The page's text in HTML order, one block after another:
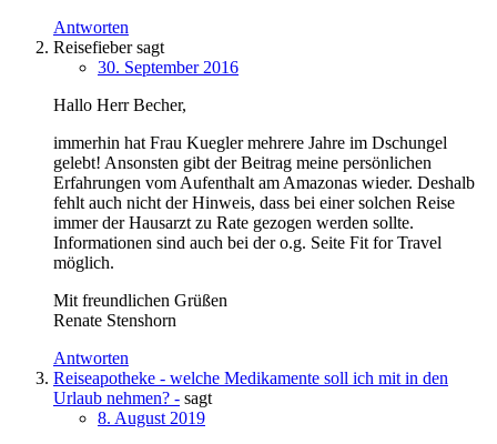
Antworten
Reisefiebersagt
30. September 2016
Hallo Herr Becher,
immerhin hat Frau Kuegler mehrere Jahre im Dschungel
gelebt! Ansonsten gibt der Beitrag meine persönlichen
Erfahrungen vom Aufenthalt am Amazonas wieder. Deshalb
fehlt auch nicht der Hinweis, dass bei einer solchen Reise
immer der Hausarzt zu Rate gezogen werden sollte.
Informationen sind auch bei der o.g. Seite Fit for Travel
möglich.
Mit freundlichen Grüßen
Renate Stenshorn
Antworten
Reiseapotheke - welche Medikamente soll ich mit in den
Urlaub nehmen? - sagt
8. August 2019